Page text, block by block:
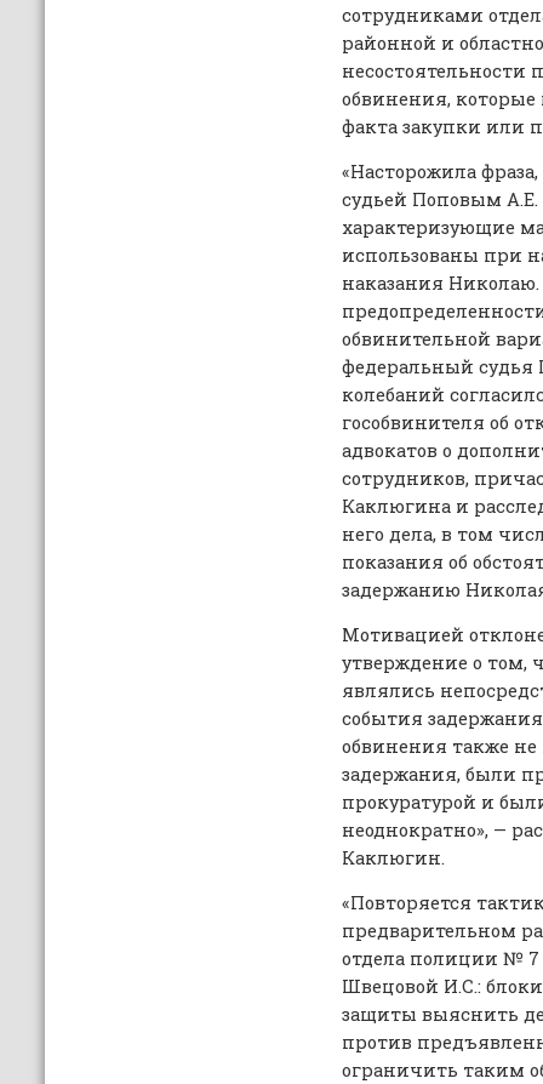
сотрудниками
районной и
несостоятельности
обвинения,
факта закупки или
«Насторожила
судьей Поповым
характеризующие
использованы при
наказания
обвинительной
федеральный судья
колебаний
гособвинителя об
адвокатов о
сотрудников,
Каклюгина и
него дела, в том
показания об
задержанию
Мотивацией
утверждение о том,
являлись
события
обвинения также
задержания, были
прокуратурой и
неоднократно», —
Каклюгин.
«Повторяется
предварительном
отдела полиции №
Швецовой И.С.:
защиты выяснить
против
ограничить таким